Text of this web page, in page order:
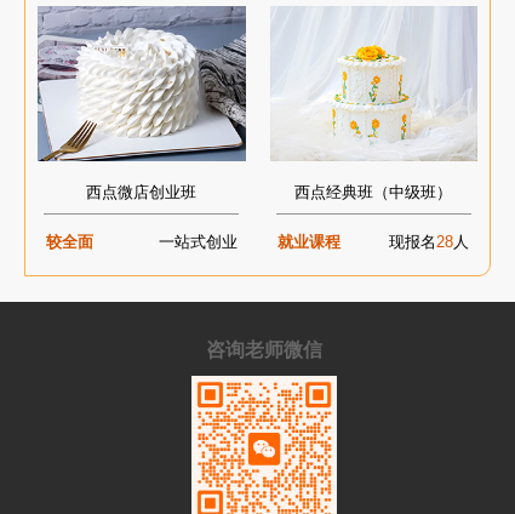
西点微店创业班
较全面 一站式创业
西点经典班（中级班）
就业课程 现报名28人
咨询老师微信